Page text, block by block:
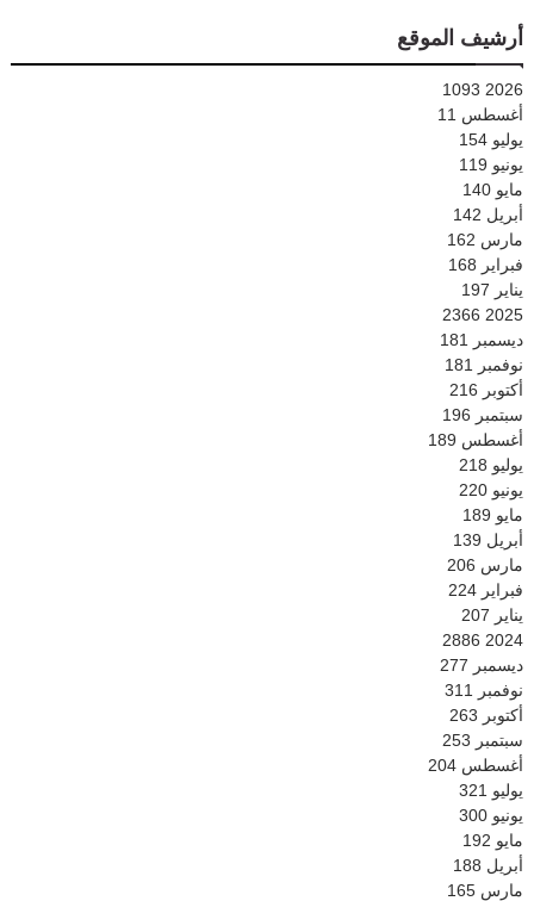
أرشيف الموقع
2026
1093
أغسطس 11
يوليو 154
يونيو 119
مايو 140
أبريل 142
مارس 162
فبراير 168
يناير 197
2025
2366
ديسمبر
181
نوفمبر
181
أكتوبر 216
سبتمبر 196
أغسطس 189
يوليو 218
يونيو 220
مايو 189
أبريل 139
مارس 206
فبراير 224
يناير 207
2024
2886
ديسمبر 277
نوفمبر
311
أكتوبر 263
سبتمبر 253
أغسطس 204
يوليو 321
يونيو 300
مايو 192
أبريل 188
مارس 165